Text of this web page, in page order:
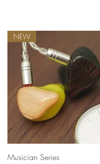
快速瀏覽
NEW
Musician Series